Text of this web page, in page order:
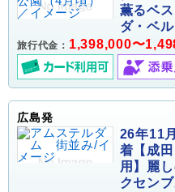
薫るベ
ダ・ベ
旅行代金： 1,398,000〜
広島発
26年11
着【成
用】麗
クセン